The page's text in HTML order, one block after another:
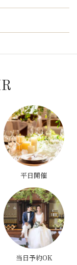
平日開催
当日予約OK